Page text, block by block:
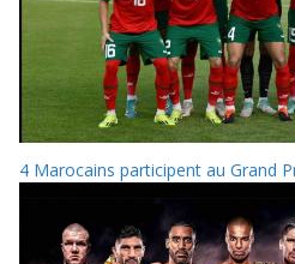
4 Marocains participent au Grand